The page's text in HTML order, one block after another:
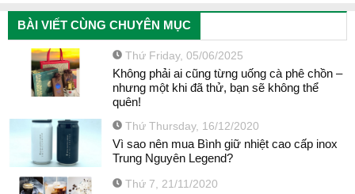
BÀI VIẾT CÙNG CHUYÊN MỤC
Thứ Friday, 05/06/2025
Không phải ai cũng từng uống cà phê chồn –
nhưng một khi đã thử, bạn sẽ không thể
quên!
Thứ Thursday, 16/12/2020
Vì sao nên mua Bình giữ nhiệt cao cấp inox
Trung Nguyên Legend?
Thứ 7, 21/11/2020